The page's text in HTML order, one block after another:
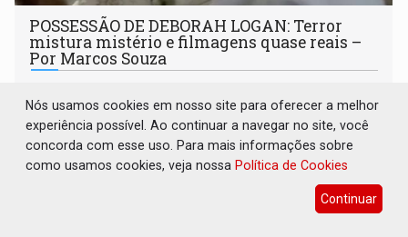
POSSESSÃO DE DEBORAH LOGAN: Terror
mistura mistério e filmagens quase reais –
Por Marcos Souza
Filme foi produzido pelo diretor principal da saga dos X
Men nos cinemas
Nós usamos cookies em nosso site para oferecer a melhor
experiência possível. Ao continuar a navegar no site, você
concorda com esse uso. Para mais informações sobre
como usamos cookies, veja nossa Política de Cookies
Continuar